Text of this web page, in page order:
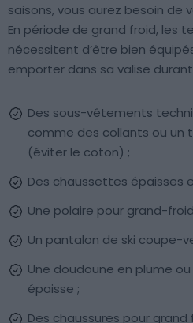
saisons, vous aurez besoin
En période de grand froid, les
nécessitent d’être bien
emporter dans sa valise durant
Des sous-vêtements
comme des collants ou un
(éviter le coton) ;
Des chaussettes épaisses
Une polaire pour grand-
Un pantalon de ski coupe-
Une doudoune en plume
épaisse ;
Des chaussures pour